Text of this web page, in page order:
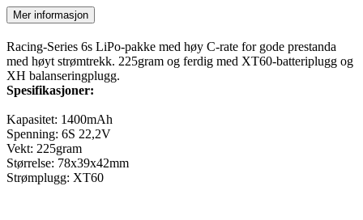
Mer informasjon
Racing-Series 6s LiPo-pakke med høy C-rate for gode prestanda
med høyt strømtrekk. 225gram og ferdig med XT60-batteriplugg og
XH balanseringplugg.
Spesifikasjoner:
Kapasitet: 1400mAh
Spenning: 6S 22,2V
Vekt: 225gram
Størrelse: 78x39x42mm
Strømplugg: XT60